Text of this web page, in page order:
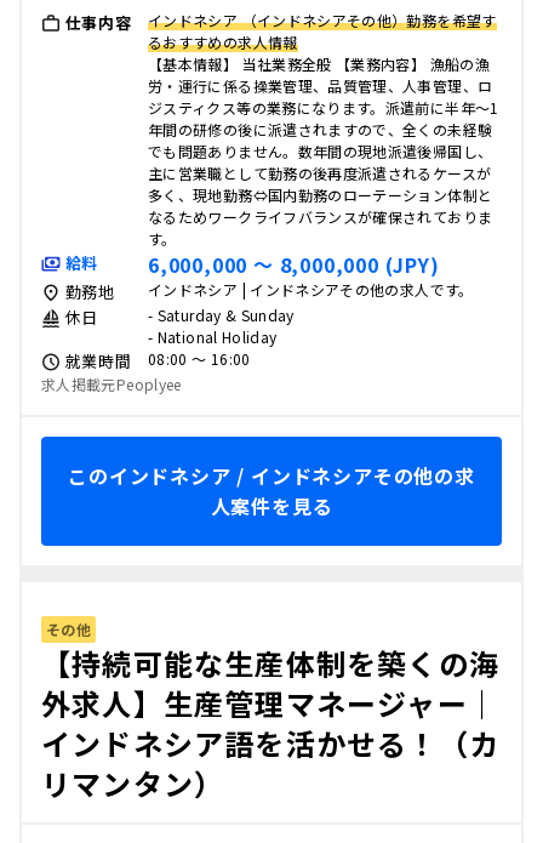
仕事内容
インドネシア （インドネシアその他）勤務を希望す
るおすすめの求人情報
【基本情報】 当社業務全般 【業務内容】 漁船の漁
労・運行に係る操業管理、品質管理、人事管理、ロ
ジスティクス等の業務になります。派遣前に半年～1
年間の研修の後に派遣されますので、全くの未経験
でも問題ありません。数年間の現地派遣後帰国し、
主に営業職として勤務の後再度派遣されるケースが
多く、現地勤務⇔国内勤務のローテーション体制と
なるためワークライフバランスが確保されておりま
す。
給料 6,000,000 〜 8,000,000 (JPY)
勤務地 インドネシア | インドネシアその他の求人です。
休日
- Saturday & Sunday
- National Holiday
就業時間
08:00 〜 16:00
求人掲載元Peoplyee
このインドネシア / インドネシアその他の求
人案件を見る
その他
【持続可能な生産体制を築くの海
外求人】生産管理マネージャー｜
インドネシア語を活かせる！（カ
リマンタン）